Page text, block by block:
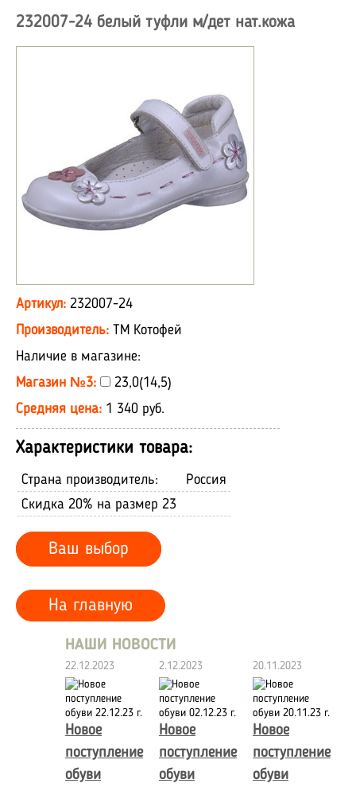
232007-24 белый туфли м/дет нат.кожа
Артикул: 232007-24
Производитель: ТМ Котофей
Наличие в магазине:
Магазин №3:
23,0(14,5)
Средняя цена: 1 340 руб.
Характеристики товара:
Страна производитель:
Россия
Скидка 20% на размер 23
Ваш выбор
На главную
НАШИ НОВОСТИ
22.12.2023
Новое
поступление
обуви
2.12.2023
Новое
поступление
обуви
20.11.2023
Новое
поступление
обуви